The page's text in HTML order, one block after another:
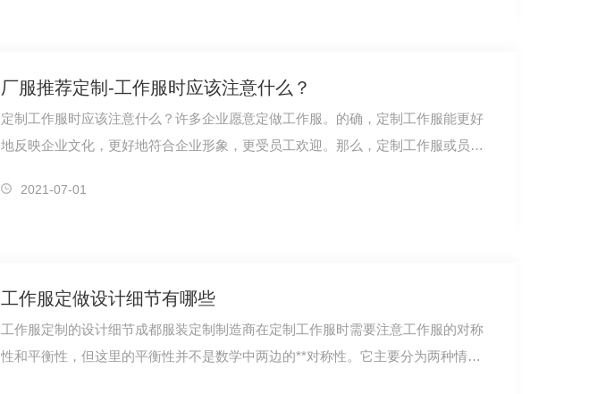
厂服推荐定制-工作服时应该注意什么？
定制工作服时应该注意什么？许多企业愿意定做工作服。的确，定制工作服能更好
地反映企业文化，更好地符合企业形象，更受员工欢迎。那么，定制工作服或员工
2021-07-01
工作服定做设计细节有哪些
工作服定制的设计细节成都服装定制制造商在定制工作服时需要注意工作服的对称
性和平衡性，但这里的平衡性并不是数学中两边的**对称性。它主要分为两种情况: